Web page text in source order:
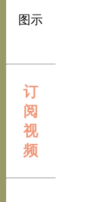
图示
订
阅
视
频